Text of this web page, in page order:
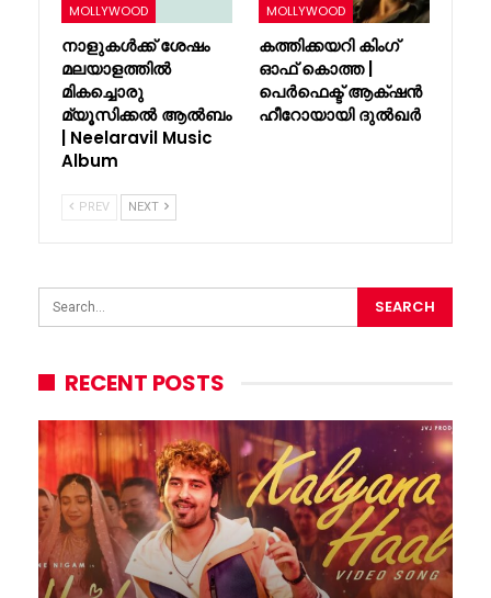
MOLLYWOOD
നാളുകൾക്ക് ശേഷം
മലയാളത്തിൽ
മികച്ചൊരു
മ്യൂസിക്കൽ ആൽബം
| Neelaravil Music
Album
MOLLYWOOD
കത്തിക്കയറി കിംഗ്
ഓഫ് കൊത്ത |
പെർഫെക്ട് ആക്‌ഷൻ
ഹീറോയായി ദുൽഖർ
PREV NEXT
RECENT POSTS